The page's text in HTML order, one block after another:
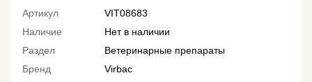
Артикул
VIT08683
Наличие
Нет в наличии
Раздел
Ветеринарные препараты
Бренд
Virbac